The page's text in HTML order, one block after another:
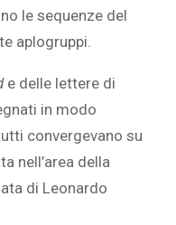
le sequenze del
aplogruppi.
e delle lettere di
in modo
convergevano su
nell’area della
di Leonardo